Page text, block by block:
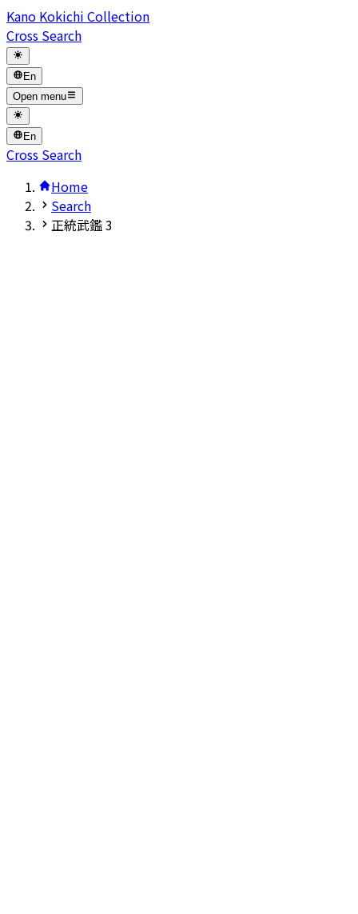
Kano Kokichi Collection
Cross Search
En
Open menu
En
Cross Search
Home
Search
正統武鑑 3